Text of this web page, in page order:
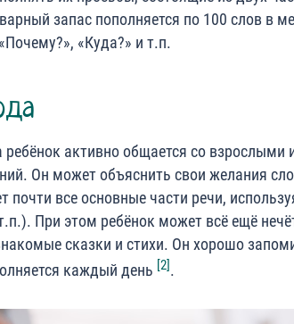
запас пополняется по 100 слов в
«Куда?» и т.п.
ребёнок активно общается со
Он может объяснить свои желания
почти все основные части речи,
При этом ребёнок может всё ещё
сказки и стихи. Он хорошо
каждый день [2].